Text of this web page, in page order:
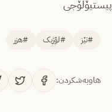
پیستیۆلۆجی
#تێز #لۆژیک #هزر
هاوبەشکردن: